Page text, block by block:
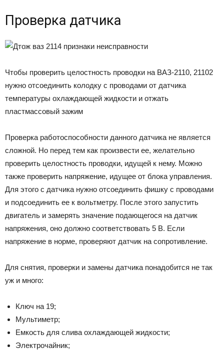
Проверка датчика
Чтобы проверить целостность проводки на ВАЗ-2110, 21102
нужно отсоединить колодку с проводами от датчика
температуры охлаждающей жидкости и отжать
пластмассовый зажим
Проверка работоспособности данного датчика не является
сложной. Но перед тем как произвести ее, желательно
проверить целостность проводки, идущей к нему. Можно
также проверить напряжение, идущее от блока управления.
Для этого с датчика нужно отсоединить фишку с проводами
и подсоединить ее к вольтметру. После этого запустить
двигатель и замерять значение подающегося на датчик
напряжения, оно должно соответствовать 5 В. Если
напряжение в норме, проверяют датчик на сопротивление.
Для снятия, проверки и замены датчика понадобится не так
уж и много:
Ключ на 19;
Мультиметр;
Емкость для слива охлаждающей жидкости;
Электрочайник;